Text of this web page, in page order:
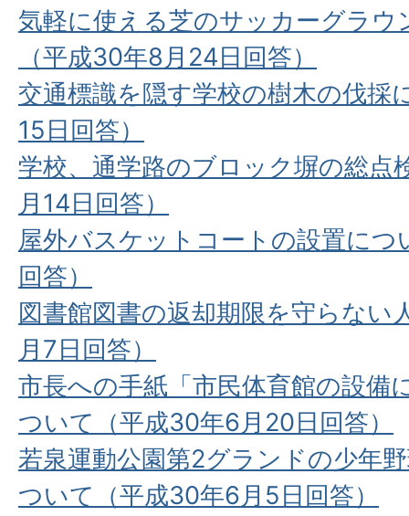
気軽に使える芝のサッカーグラウ
（平成30年8月24日回答）
交通標識を隠す学校の樹木の伐採
15日回答）
学校、通学路のブロック塀の総点
月14日回答）
屋外バスケットコートの設置に
回答）
図書館図書の返却期限を守らない
月7日回答）
市長への手紙「市民体育館の設備
ついて（平成30年6月20日回答）
若泉運動公園第2グランドの少年
ついて（平成30年6月5日回答）